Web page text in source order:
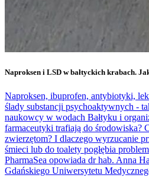
Naproksen i LSD w bałtyckich krabach.
Naproksen, ibuprofen, antybiotyki,
ślady substancji psychoaktywnych -
naukowcy w wodach Bałtyku i
farmaceutyki trafiają do środowiska?
zwierzętom? I dlaczego wyrzucanie
śmieci lub do toalety pogłębia
PharmaSea opowiada dr hab. Anna
Gdańskiego Uniwersytetu